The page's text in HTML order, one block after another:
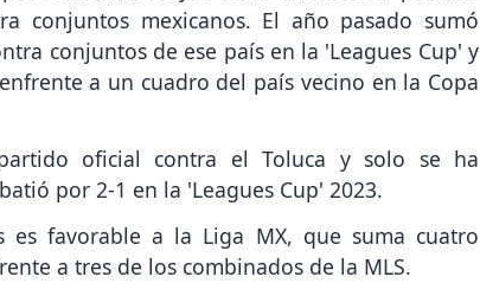
conjuntos mexicanos. El año pasado sumó
conjuntos de ese país en la 'Leagues Cup' y
a un cuadro del país vecino en la Copa
oficial contra el Toluca y solo se ha
por 2-1 en la 'Leagues Cup' 2023.
es favorable a la Liga MX, que suma cuatro
a tres de los combinados de la MLS.